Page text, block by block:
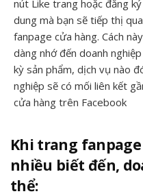
nút Like trang hoặc đăng
dung mà bạn sẽ tiếp thị
fanpage cửa hàng. Cách
dàng nhớ đến doanh
kỳ sản phẩm, dịch vụ nào
nghiệp sẽ có mối liên kết
cửa hàng trên Facebook
Khi trang
nhiều biết đến,
thể: